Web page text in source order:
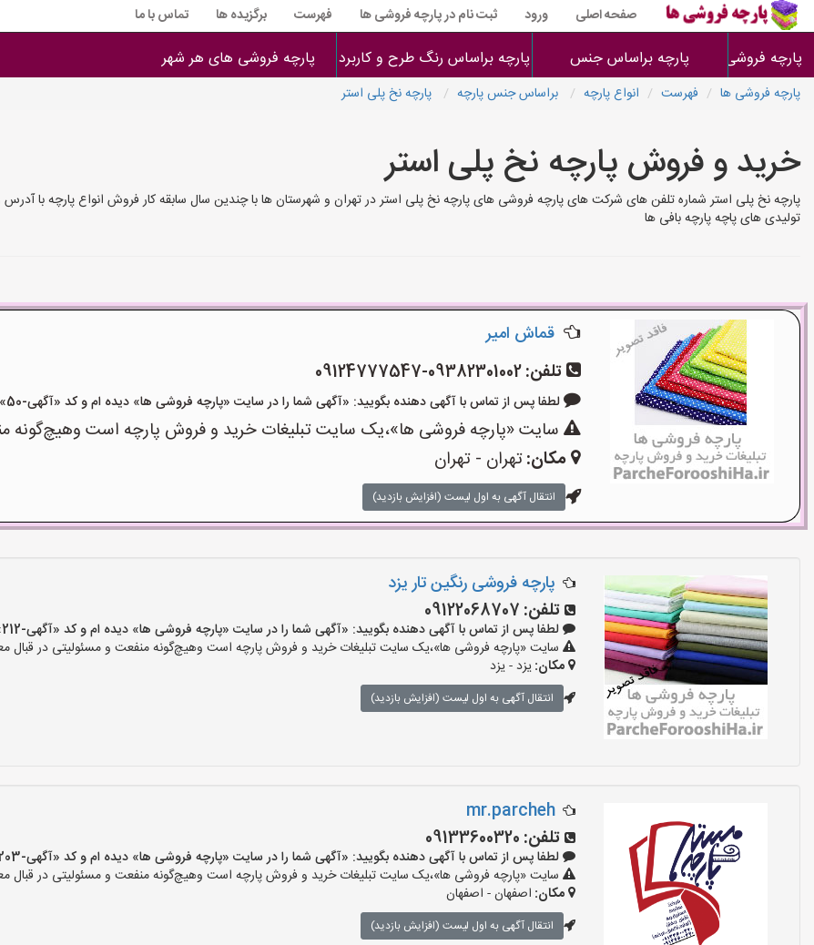
صفحه اصلی ورود ثبت نام در پارچه فروشی ها فهرست برگزیده ها تماس با ما
پارچه فروشی ها پارچه براساس جنس پارچه براساس رنگ طرح و کاربرد پارچه فروشی های هر شهر
پارچه فروشی ها فهرست انواع پارچه براساس جنس پارچه پارچه نخ پلی استر
خرید و فروش پارچه نخ پلی استر
پارچه نخ پلی استر شماره تلفن های شرکت های پارچه فروشی های پارچه نخ پلی استر در تهران و شهرستان ها با چندین سال سابقه کار فروش انواع پارچه
تولیدی های پاچه پارچه بافی ها
قماش امیر
تلفن:09382301002-09124777547
لطفا پس از تماس با آگهی دهنده بگویید: «آگهی شما را در سایت «پارچه فروشی ها» دیده ام و کد «آگهی-50» را اعلام کنید»
سایت «پارچه فروشی ها»،یک سایت تبلیغات خرید و فروش پارچه است وهیچ‌گونه
مکان:تهران - تهران
انتقال آگهی به اول لیست (افزایش بازدید)
پارچه فروشی رنگین تار یزد
تلفن: 09122068707
لطفا پس از تماس با آگهی دهنده بگویید: «آگهی شما را در سایت «پارچه فروشی ها» دیده ام و کد «آگهی-212» را اعلام کنید»
سایت «پارچه فروشی ها»،یک سایت تبلیغات خرید و فروش پارچه است وهیچ‌گونه منفعت و مسئولیتی در قبال
مکان:یزد - یزد
انتقال آگهی به اول لیست (افزایش بازدید)
mr.parcheh
تلفن: 09133600320
لطفا پس از تماس با آگهی دهنده بگویید: «آگهی شما را در سایت «پارچه فروشی ها» دیده ام و کد «آگهی-203» را اعلام کنید»
سایت «پارچه فروشی ها»،یک سایت تبلیغات خرید و فروش پارچه است وهیچ‌گونه منفعت و مسئولیتی در قبال
مکان: اصفهان - اصفهان
انتقال آگهی به اول لیست (افزایش بازدید)